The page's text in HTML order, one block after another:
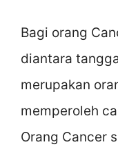
Bagi orang
diantara
merupakan
memperoleh
Orang Cancer